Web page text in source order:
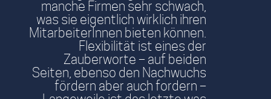
manche Firmen sehr schwach,
was sie eigentlich wirklich ihren
MitarbeiterInnen bieten können.
Flexibilität ist eines der
Zauberworte – auf beiden
Seiten, ebenso den Nachwuchs
fördern aber auch fordern –